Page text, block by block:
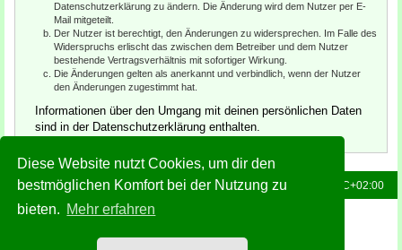
Diese Website nutzt Cookies, um dir den
bestmöglichen Komfort bei der Nutzung zu
bieten. Mehr erfahren
Datenschutzerklärung zu ändern. Die Änderung wird dem Nutzer per E-
Mail mitgeteilt.
Der Nutzer ist berechtigt, den Änderungen zu widersprechen. Im Falle des
Widerspruchs erlischt das zwischen dem Betreiber und dem Nutzer
bestehende Vertragsverhältnis mit sofortiger Wirkung.
Die Änderungen gelten als anerkannt und verbindlich, wenn der Nutzer
den Änderungen zugestimmt hat.
Informationen über den Umgang mit deinen persönlichen Daten
sind in der Datenschutzerklärung enthalten.
Foren-Übersicht Alle Zeiten sind UTC+02:00
Powered byphpBB® Forum Software © phpBB Limited